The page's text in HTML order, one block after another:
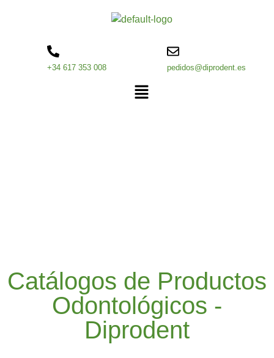
+34 617 353 008 pedidos@diprodent.es
Catálogos de Productos
Odontológicos -
Diprodent